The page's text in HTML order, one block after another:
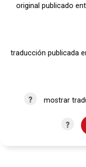
original publicado
traducción publicada
? mostrar
?